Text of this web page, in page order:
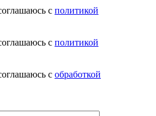
с политикой
с политикой
с обработкой